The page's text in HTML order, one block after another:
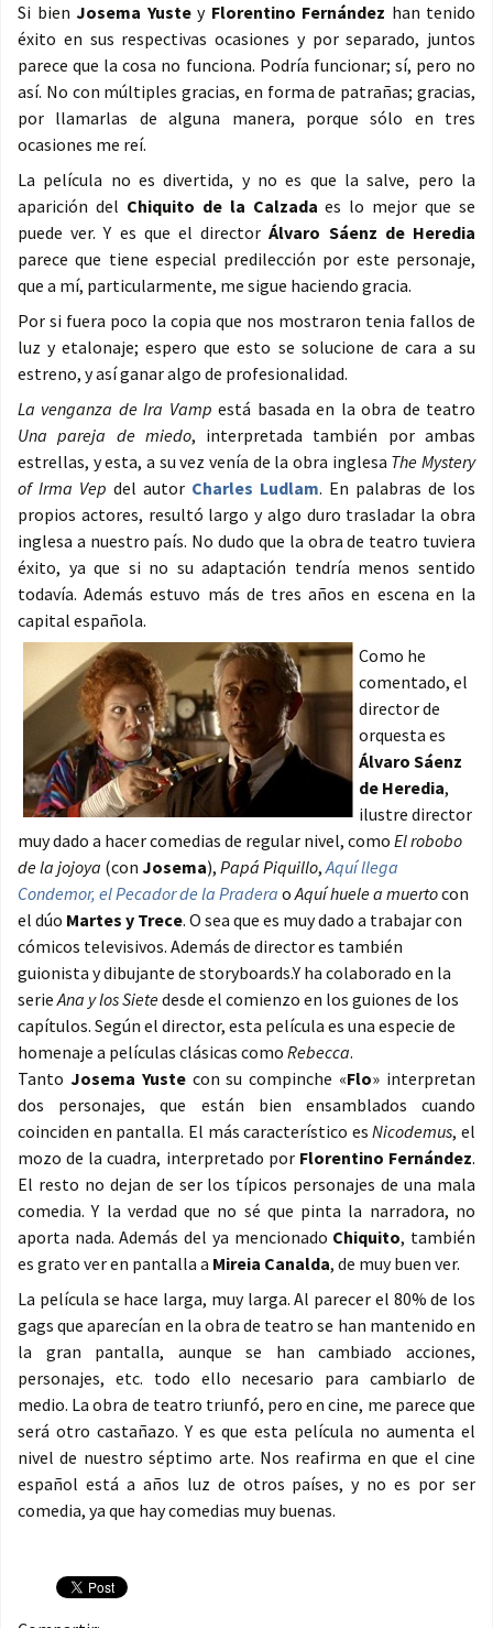
Si bien Josema Yustey Florentino Fernández han tenido
éxito en sus respectivas ocasiones y por separado, juntos
parece que la cosa no funciona. Podría funcionar; sí, pero no
así. No con múltiples gracias, en forma de patrañas; gracias,
por llamarlas de alguna manera, porque sólo en tres
ocasiones me reí.
La película no es divertida, y no es que la salve, pero la
aparición del Chiquito de la Calzada es lo mejor que se
puede ver. Y es que el directorÁlvaro Sáenz de Heredia
parece que tiene especial predilección por este personaje,
que a mí, particularmente, me sigue haciendo gracia.
Por si fuera poco la copia que nos mostraron tenia fallos de
luz y etalonaje; espero que esto se solucione de cara a su
estreno, y así ganar algo de profesionalidad.
La venganza de Ira Vamp está basada en la obra de teatro
Una pareja de miedo, interpretada también por ambas
estrellas, y esta, a su vez venía de la obra inglesa The Mystery
of Irma Vep del autor Charles Ludlam. En palabras de los
propios actores, resultó largo y algo duro trasladar la obra
inglesa a nuestro país. No dudo que la obra de teatro tuviera
éxito, ya que si no su adaptación tendría menos sentido
todavía. Además estuvo más de tres años en escena en la
capital española.
Como he
comentado, el
director de
orquesta es
Álvaro Sáenz
de Heredia,
ilustre director
muy dado a hacer comedias de regular nivel, como El robobo
de la jojoya (con Josema), Papá Piquillo,Aquí llega
Condemor, el Pecador de la Pradera oAquí huele a muertocon
el dúo Martes y Trece. O sea que es muy dado a trabajar con
cómicos televisivos. Además de director es también
guionista y dibujante de storyboards.Y ha colaborado en la
serieAna y los Sietedesde el comienzo en los guiones de los
capítulos. Según el director, esta película es una especie de
homenaje a películas clásicas como Rebecca.
Tanto Josema Yustecon su compinche «Flo» interpretan
dos personajes, que están bien ensamblados cuando
coinciden en pantalla. El más característico esNicodemus, el
mozo de la cuadra, interpretado por Florentino Fernández.
El resto no dejan de ser los típicos personajes de una mala
comedia. Y la verdad que no sé que pinta la narradora, no
aporta nada. Además del ya mencionado Chiquito, también
es grato ver en pantalla a Mireia Canalda, de muy buen ver.
La película se hace larga, muy larga. Al parecer el 80% de los
gags que aparecían en la obra de teatro se han mantenido en
la gran pantalla, aunque se han cambiado acciones,
personajes, etc. todo ello necesario para cambiarlo de
medio. La obra de teatro triunfó, pero en cine, me parece que
será otro castañazo. Y es que esta película no aumenta el
nivel de nuestro séptimo arte. Nos reafirma en que el cine
español está a años luz de otros países, y no es por ser
comedia, ya que hay comedias muy buenas.